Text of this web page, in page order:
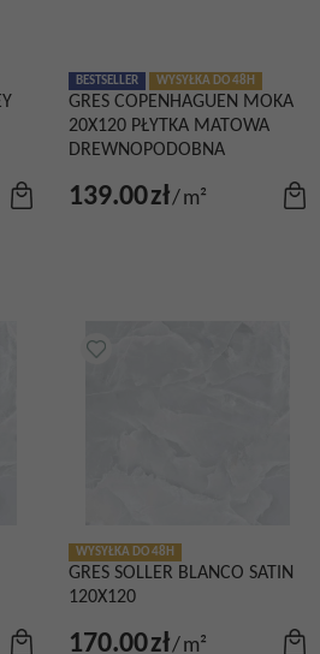
BESTSELLER WYSYŁKA DO 48H
GRES COPENHAGUEN MOKA
20X120 PŁYTKA MATOWA
DREWNOPODOBNA
139.00zł/m²
WYSYŁKA DO 48H
GRES SOLLER BLANCO SATIN
120X120
170.00zł/m²